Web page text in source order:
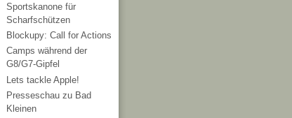
Sportskanone für
Scharfschützen
Blockupy: Call for Actions
Camps während der
G8/G7-Gipfel
Lets tackle Apple!
Presseschau zu Bad
Kleinen